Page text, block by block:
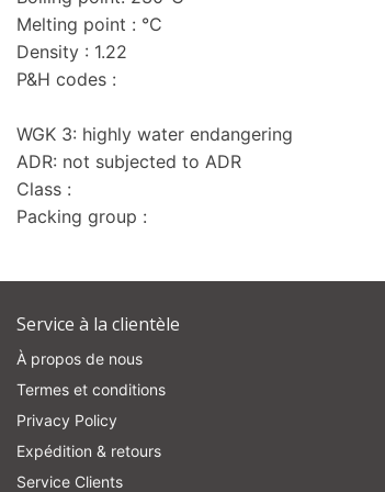
Melting point : °C
Density : 1.22
P&H codes :
WGK 3: highly water endangering
ADR: not subjected to ADR
Class :
Packing group :
Service à la clientèle
À propos de nous
Termes et conditions
Privacy Policy
Expédition & retours
Service Clients